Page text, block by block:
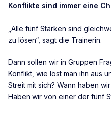
Konflikte sind immer eine
„Alle fünf Stärken sind
zu lösen“, sagt die Trainerin.
Dann sollen wir in Gruppen
Konflikt, wie löst man ihn aus
Streit mit sich? Wann haben
Haben wir von einer der fünf